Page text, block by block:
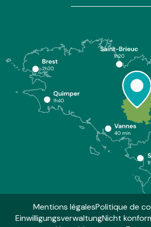
Mentions légalesPolitique de
EinwilligungsverwaltungNicht